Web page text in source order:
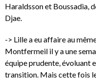
Haraldsson et Boussadia,
Djae.
-> Lille a eu affaire au
Montfermeil il y a une
équipe prudente, évoluant
transition. Mais cette fois